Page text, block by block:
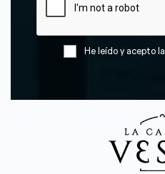
He leído y acepto la